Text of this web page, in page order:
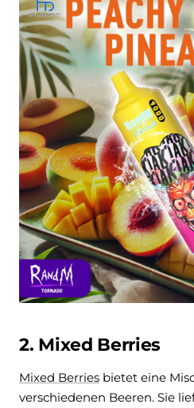
2. Mixed Berries
Mixed Berries bietet eine
verschiedenen Beeren. Sie